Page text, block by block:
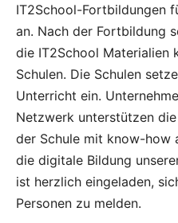
IT2School-Fortbildungen
an. Nach der Fortbildung
die IT2School
Schulen. Die Schulen
Unterricht ein.
Netzwerk unterstützen
der Schule mit know-how
die digitale Bildung
ist herzlich eingeladen,
Personen zu melden.